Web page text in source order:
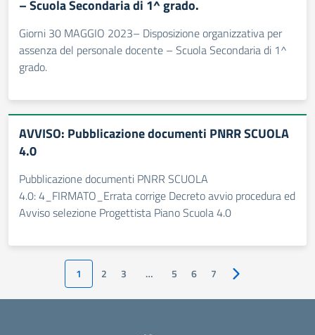
– Scuola Secondaria di 1^ grado.
Giorni 30 MAGGIO 2023– Disposizione organizzativa per
assenza del personale docente – Scuola Secondaria di 1^
grado.
AVVISO: Pubblicazione documenti PNRR SCUOLA
4.0
Pubblicazione documenti PNRR SCUOLA
4.0: 4_FIRMATO_Errata corrige Decreto avvio procedura ed
Avviso selezione Progettista Piano Scuola 4.0
1 2 3 … 5 6 7 Pagina successiva